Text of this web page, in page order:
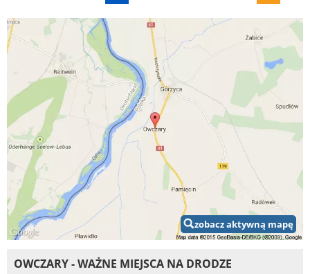
zobacz aktywną mapę
OWCZARY - WAŻNE MIEJSCA NA DRODZE